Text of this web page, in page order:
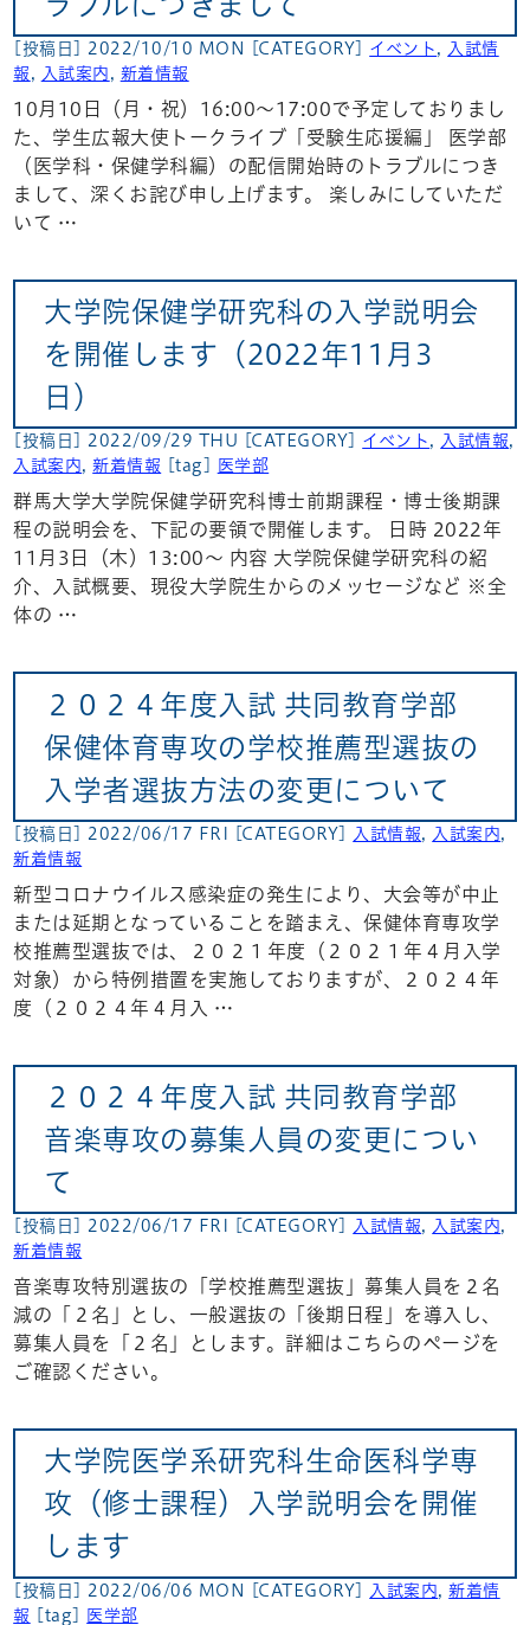
[投稿日] 2022/10/10 MON [CATEGORY] イベント ,
入試情
報 , 入試案内 , 新着情報
10月10日（月・祝）16:00～17:00で予定しておりまし
た、学生広報大使トークライブ「受験生応援編」 医学部
（医学科・保健学科編）の配信開始時のトラブルにつき
まして、深くお詫び申し上げます。 楽しみにしていただ
いて …
大学院保健学研究科の入学説明会
を開催します（2022年11月3
日）
[投稿日] 2022/09/29 THU [CATEGORY] イベント , 入試情報,
入試案内 ,新着情報 [tag] 医学部
群馬大学大学院保健学研究科博士前期課程・博士後期課
程の説明会を、下記の要領で開催します。 日時 2022年
11月3日（木）13:00～ 内容 大学院保健学研究科の紹
介、入試概要、現役大学院生からのメッセージなど ※全
体の …
２０２４年度入試 共同教育学部
保健体育専攻の学校推薦型選抜の
入学者選抜方法の変更について
[投稿日] 2022/06/17 FRI [CATEGORY] 入試情報 入試案内
新着情報
新型コロナウイルス感染症の発生により、大会等が中止
または延期となっていることを踏まえ、保健体育専攻学
校推薦型選抜では、２０２１年度（２０２１年４月入学
対象）から特例措置を実施しておりますが、２０２４年
度（２０２４年４月入 …
２０２４年度入試 共同教育学部
音楽専攻の募集人員の変更につい
て
[投稿日] 2022/06/17 FRI [CATEGORY] 入試情報, 入試案内 ,
新着情報
音楽専攻特別選抜の「学校推薦型選抜」募集人員を２名
減の「２名」とし、一般選抜の「後期日程」を導入し、
募集人員を「２名」とします。詳細はこちらのページを
ご確認ください。
大学院医学系研究科生命医科学専
攻（修士課程）入学説明会を開催
します
[投稿日] 2022/06/06 MON [CATEGORY] 入試案内 ,新着情
報
[tag] 医学部